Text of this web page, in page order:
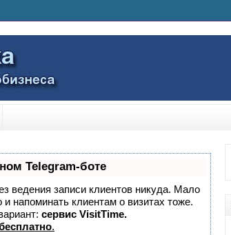
Telegram-боте
ведения записи клиентов никуда. Мало
напоминать клиентам о визитах тоже.
сервис VisitTime.
.